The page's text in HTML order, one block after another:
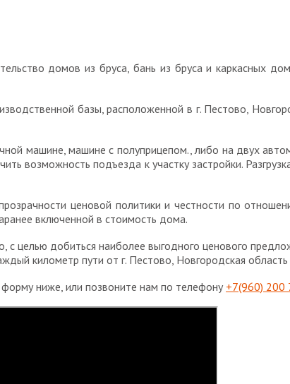
домов из бруса, бань из бруса и каркасных
базы, расположенной в г. Пестово,
машине, машине с полуприцепом., либо на двух
возможность подъезда к участку застройки.
ценовой политики и честности по
включенной в стоимость дома.
целью добиться наиболее выгодного ценового
километр пути от г. Пестово, Новгородская область
ниже, или позвоните нам по телефону +7(960) 200